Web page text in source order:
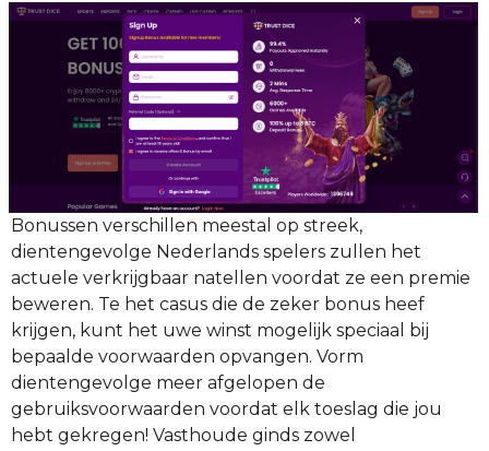
Bonussen verschillen meestal op streek,
dientengevolge Nederlands spelers zullen het
actuele verkrijgbaar natellen voordat ze een premie
beweren. Te het casus die de zeker bonus heef
krijgen, kunt het uwe winst mogelijk speciaal bij
bepaalde voorwaarden opvangen. Vorm
dientengevolge meer afgelopen de
gebruiksvoorwaarden voordat elk toeslag die jou
hebt gekregen! Vasthoude ginds zowel